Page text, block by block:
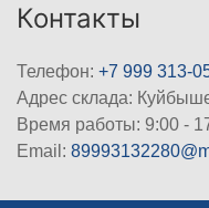
Контакты
Телефон: +7 999 313-
Адрес склада:
Время работы: 9:00 -
Email: